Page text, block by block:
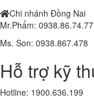
Chi nhánh Đồng Nai
Mr.Phẩm: 0938.86.74.77
Ms. Son: 0938.867.478
Hỗ trợ kỹ
Hotline: 1900.636.199
8.800.000 đ7,400,000 đ
Laptop Dell Latitude
SSD256G- 16.5'
10,800,000 đ
Laptop HP Elitebook
SSD256G - 14 " FHD